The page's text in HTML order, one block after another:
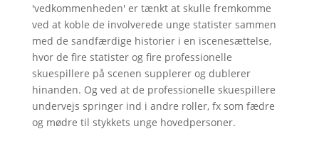
'vedkommenheden' er tænkt at skulle fremkomme
ved at koble de involverede unge statister sammen
med de sandfærdige historier i en iscenesættelse,
hvor de fire statister og fire professionelle
skuespillere på scenen supplerer og dublerer
hinanden. Og ved at de professionelle skuespillere
undervejs springer ind i andre roller, fx som fædre
og mødre til stykkets unge hovedpersoner.